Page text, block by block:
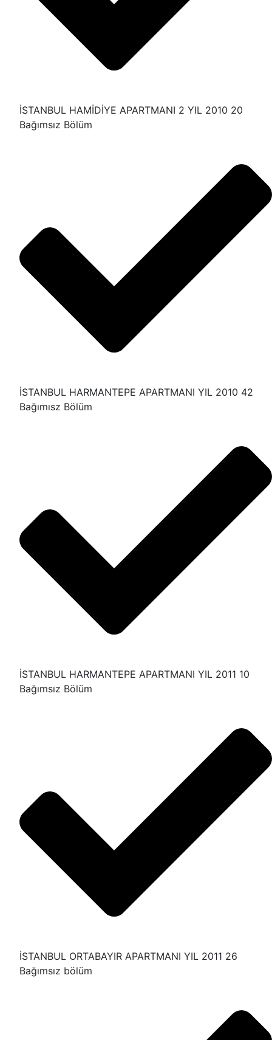
İSTANBUL HAMİDİYE APARTMANI 2 YIL 2010 20
Bağımsız Bölüm
İSTANBUL HARMANTEPE APARTMANI YIL 2010 42
Bağımısz Bölüm
İSTANBUL HARMANTEPE APARTMANI YIL 2011 10
Bağımsız Bölüm
İSTANBUL ORTABAYIR APARTMANI YIL 2011 26
Bağımsız bölüm